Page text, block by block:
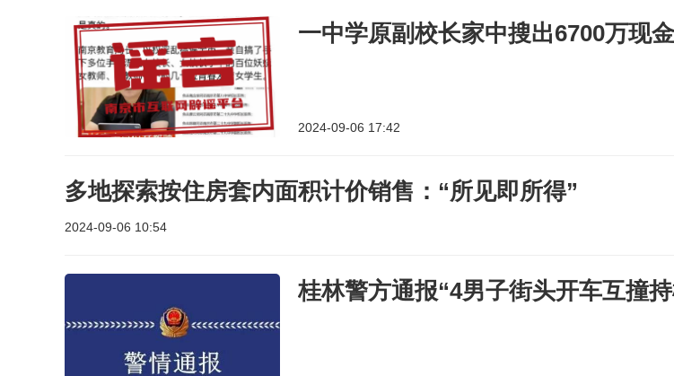
一中学原副校长家中搜出6700万现
2024-09-06 17:42
多地探索按住房套内面积计价销售：“所见即所得”
2024-09-06 10:54
桂林警方通报“4男子街头开车互撞